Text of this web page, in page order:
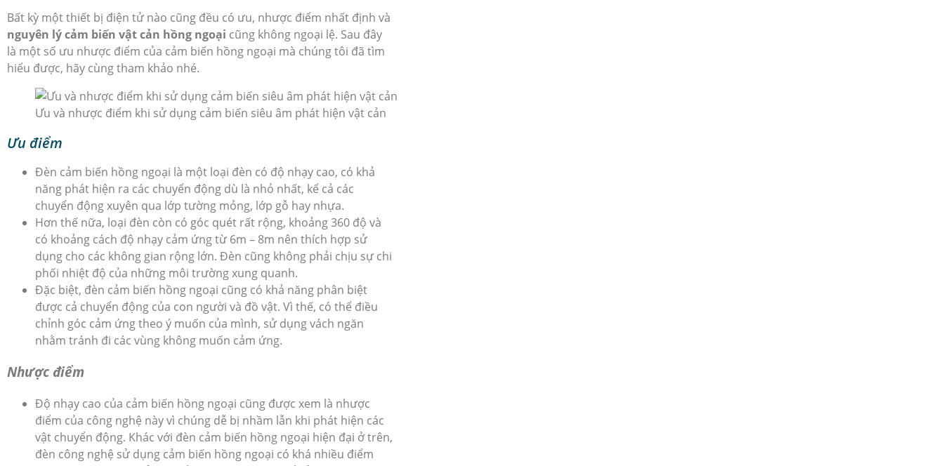
Bất kỳ một thiết bị điện tử nào cũng đều có ưu, nhược điểm nhất định và
nguyên lý cảm biến vật cản hồng ngoại cũng không ngoại lệ. Sau đây
là một số ưu nhược điểm của cảm biến hồng ngoại mà chúng tôi đã tìm
hiểu được, hãy cùng tham khảo nhé.
Ưu và nhược điểm khi sử dụng cảm biến siêu âm phát hiện vật cản
Ưu điểm
Đèn cảm biến hồng ngoại là một loại đèn có độ nhạy cao, có khả
năng phát hiện ra các chuyển động dù là nhỏ nhất, kể cả các
chuyển động xuyên qua lớp tường mỏng, lớp gỗ hay nhựa.
Hơn thế nữa, loại đèn còn có góc quét rất rộng, khoảng 360 độ và
có khoảng cách độ nhạy cảm ứng từ 6m – 8m nên thích hợp sử
dụng cho các không gian rộng lớn. Đèn cũng không phải chịu sự chi
phối nhiệt độ của những môi trường xung quanh.
Đặc biệt, đèn cảm biến hồng ngoại cũng có khả năng phân biệt
được cả chuyển động của con người và đồ vật. Vì thế, có thể điều
chỉnh góc cảm ứng theo ý muốn của mình, sử dụng vách ngăn
nhằm tránh đi các vùng không muốn cảm ứng.
Nhược điểm
Độ nhạy cao của cảm biến hồng ngoại cũng được xem là nhược
điểm của công nghệ này vì chúng dễ bị nhầm lẫn khi phát hiện các
vật chuyển động. Khác với đèn cảm biến hồng ngoại hiện đại ở trên,
đèn công nghệ sử dụng cảm biến hồng ngoại có khá nhiều điểm